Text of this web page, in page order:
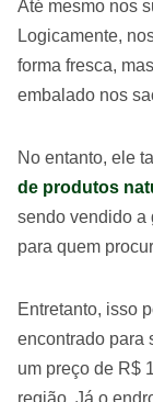
Até mesmo nos
Logicamente,
forma fresca,
embalado nos
No entanto, ele
de produtos
sendo vendido a
para quem
Entretanto, isso
encontrado para
um preço de R$